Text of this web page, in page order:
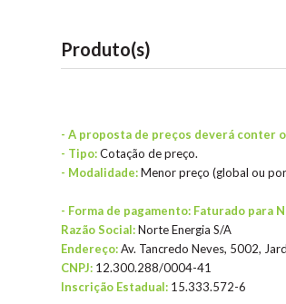
Produto(s)
- A proposta de preços deverá conter o
- Tipo:Cotação de preço.
- Modalidade:Menor preço (global ou
- Forma de pagamento: Faturado para
Razão Social:Norte Energia S/A
Endereço:Av. Tancredo Neves, 5002,
CNPJ: 12.300.288/0004-41
Inscrição Estadual: 15.333.572-6